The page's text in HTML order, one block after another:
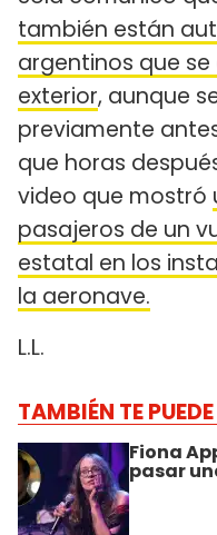
también están
argentinos que
exterior, aunque
previamente
que horas
video que mostró
pasajeros de un
estatal en los
la aeronave.
L.L.
TAMBIÉN TE
Fiona
pasar